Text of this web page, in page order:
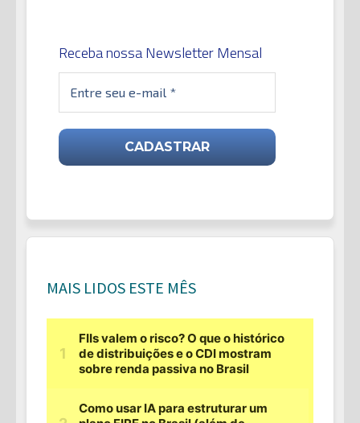
Receba nossa Newsletter Mensal
MAIS LIDOS ESTE MÊS